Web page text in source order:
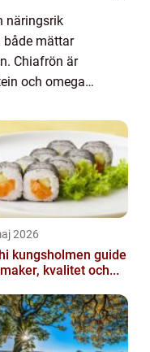
näringsrik
mättar
Chiafrön är
och omega-
2026
kungsholmen guide
kvalitet och...